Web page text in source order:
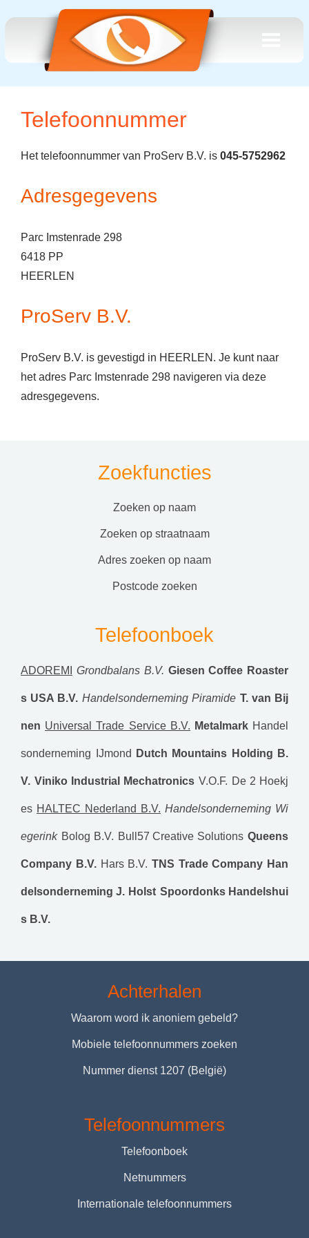
Telefoonnummer
Het telefoonnummer van ProServ B.V. is 045-5752962
Adresgegevens
Parc Imstenrade 298
6418 PP
HEERLEN
ProServ B.V.
ProServ B.V. is gevestigd in HEERLEN. Je kunt naar
het adres Parc Imstenrade 298 navigeren via deze
adresgegevens.
Zoekfuncties
zoeken op naam
zoeken op straatnaam
adres zoeken op naam
postcode zoeken
Telefoonboek
ADOREMI Grondbalans B.V. Giesen Coffee Roaster
s USA B.V. Handelsonderneming Piramide T. van Bij
nen Universal Trade Service B.V. Metalmark Handel
sonderneming IJmond Dutch Mountains Holding B.
V. Viniko Industrial Mechatronics V.O.F. De 2 Hoekj
es HALTEC Nederland B.V. Handelsonderneming Wi
egerink Bolog B.V. Bull57 Creative Solutions Queens
Company B.V. Hars B.V. TNS Trade Company Han
delsonderneming J. Holst Spoordonks Handelshui
s B.V.
Achterhalen
Waarom word ik anoniem gebeld?
Mobiele telefoonnummers zoeken
Nummer dienst 1207 (België)
Telefoonnummers
Telefoonboek
Netnummers
Internationale telefoonnummers